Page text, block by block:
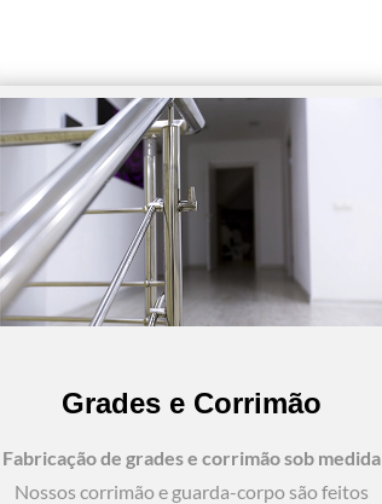
Grades e Corrimão
Fabricação de grades e corrimão sob medida
Nossos corrimão e guarda-corpo são feitos